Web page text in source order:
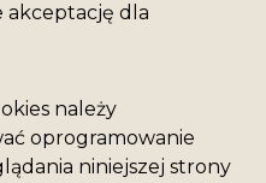
dla
należy
oprogramowanie
niniejszej strony